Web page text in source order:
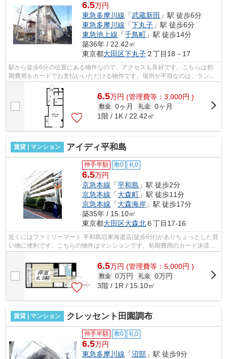
6.5万円
東急多摩川線 「武蔵新田 」駅 徒歩6分
東急多摩川線 「下丸子 」駅 徒歩6分
東急池上線 「千鳥町 」駅 徒歩14分
築36年 / 22.42㎡
東京都大田区下丸子２丁目18－17
駅から徒歩6分の位置にある物件なので、アクセスも良好です。こちらは初
期費用をカードでお支払いいただける物件です。場所が平坦なのは、ランニ
ングをする上で抑えたいポイントですね...
6.5万円 (管理費等：3,000円 )
敷金 0ヶ月 礼金 0ヶ月
1階 / 1K / 22.42㎡
賃貸 | マンション アイディ平和島
仲手半額 敷0 礼0
6.5万円
京急本線 「平和島 」駅 徒歩2分
京急本線 「大森町 」駅 徒歩11分
京急本線 「大森海岸 」駅 徒歩17分
築35年 / 15.10㎡
東京都大田区大森北６丁目17-16
近くにはファミリーマート 平和島旧東海道店(徒歩6分)がありちょっとした買
い物に便利です。こちらの物件はマンションです。初期費用のカード決済が
できます。平坦な場所にあるマンシ...
6.5万円 (管理費等：5,000円 )
敷金 0万円 礼金 0万円
3階 / 1R / 15.10㎡
賃貸 | マンション クレッセント田園調布
仲手半額 敷0 礼0
6.5万円
東急多摩川線 「沼部 」駅 徒歩9分